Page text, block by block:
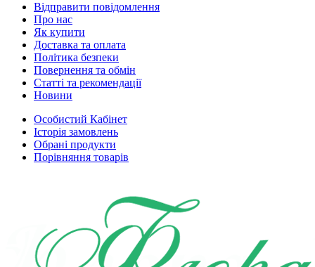
Відправити повідомлення
Про нас
Як купити
Доставка та оплата
Політика безпеки
Повернення та обмін
Статті та рекомендації
Новини
Особистий Кабінет
Історія замовлень
Обрані продукти
Порівняння товарів